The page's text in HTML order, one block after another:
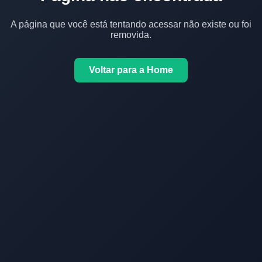
A página que você está tentando acessar não existe ou foi
removida.
Voltar para a Home